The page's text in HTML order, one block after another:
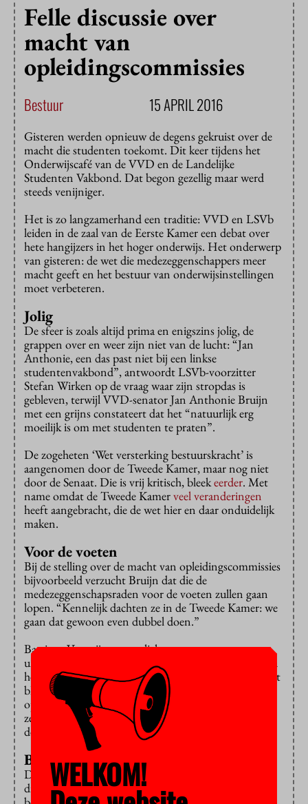
Felle discussie over
macht van
opleidingscommissies
Bestuur 15 APRIL 2016
Gisteren werden opnieuw de degens gekruist over de
macht die studenten toekomt. Dit keer tijdens het
Onderwijscafé van de VVD en de Landelijke
Studenten Vakbond. Dat begon gezellig maar werd
steeds venijniger.
Het is zo langzamerhand een traditie: VVD en LSVb
leiden in de zaal van de Eerste Kamer een debat over
hete hangijzers in het hoger onderwijs. Het onderwerp
van gisteren: de wet die medezeggenschappers meer
macht geeft en het bestuur van onderwijsinstellingen
moet verbeteren.
Jolig
De sfeer is zoals altijd prima en enigszins jolig, de
grappen over en weer zijn niet van de lucht: “Jan
Anthonie, een das past niet bij een linkse
studentenvakbond”, antwoordt LSVb-voorzitter
Stefan Wirken op de vraag waar zijn stropdas is
gebleven, terwijl VVD-senator Jan Anthonie Bruijn
met een grijns constateert dat het “natuurlijk erg
moeilijk is om met studenten te praten”.
De zogeheten ‘Wet versterking bestuurskracht’ is
aangenomen door de Tweede Kamer, maar nog niet
door de Senaat. Die is vrij kritisch, bleekeerder. Met
name omdat de Tweede Kamerveel veranderingen
heeft aangebracht, die de wet hier en daar onduidelijk
maken.
Voor de voeten
Bij de stelling over de macht van opleidingscommissies
bijvoorbeeld verzucht Bruijn dat die de
medezeggenschapsraden voor de voeten zullen gaan
lopen. “Kennelijk dachten ze in de Tweede Kamer: we
gaan dat gewoon even dubbel doen.”
Bastiaan Verweij, nu voorlichter voor
universiteitenvereniging VSNU en ooit voorzitter van
het Interstedelijk Studenten Overleg (ISO), is ook niet
blij met wat er nu in de wet staat over
opleidingscommissies. “Die moeten zeker meer te
zeggen krijgen”, aldus Verweij bij de aftrap van het
debat, “maar niet op deze manier”.
Bang voor studenten
Dat leidt aan het einde van de middag tot een felle
discussie met Tycho Wassenaar, op dit moment
WELKOM!